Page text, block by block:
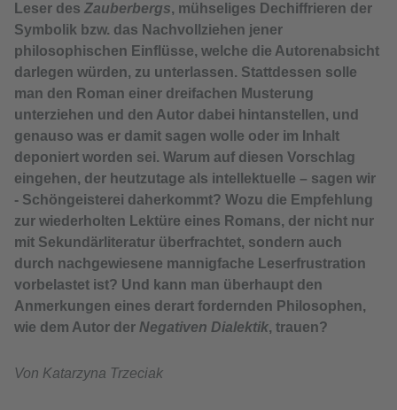
Leser des Zauberbergs, mühseliges Dechiffrieren der
Symbolik bzw. das Nachvollziehen jener
philosophischen Einflüsse, welche die Autorenabsicht
darlegen würden, zu unterlassen. Stattdessen solle
man den Roman einer dreifachen Musterung
unterziehen und den Autor dabei hintanstellen, und
genauso was er damit sagen wolle oder im Inhalt
deponiert worden sei. Warum auf diesen Vorschlag
eingehen, der heutzutage als intellektuelle – sagen wir
- Schöngeisterei daherkommt? Wozu die Empfehlung
zur wiederholten Lektüre eines Romans, der nicht nur
mit Sekundärliteratur überfrachtet, sondern auch
durch nachgewiesene mannigfache Leserfrustration
vorbelastet ist? Und kann man überhaupt den
Anmerkungen eines derart fordernden Philosophen,
wie dem Autor der Negativen Dialektik, trauen?
Von Katarzyna Trzeciak